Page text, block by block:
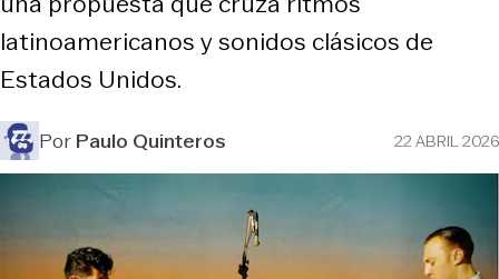
latinoamericanos y sonidos clásicos de
Estados Unidos.
PorPaulo Quinteros 22 ABRIL 2026